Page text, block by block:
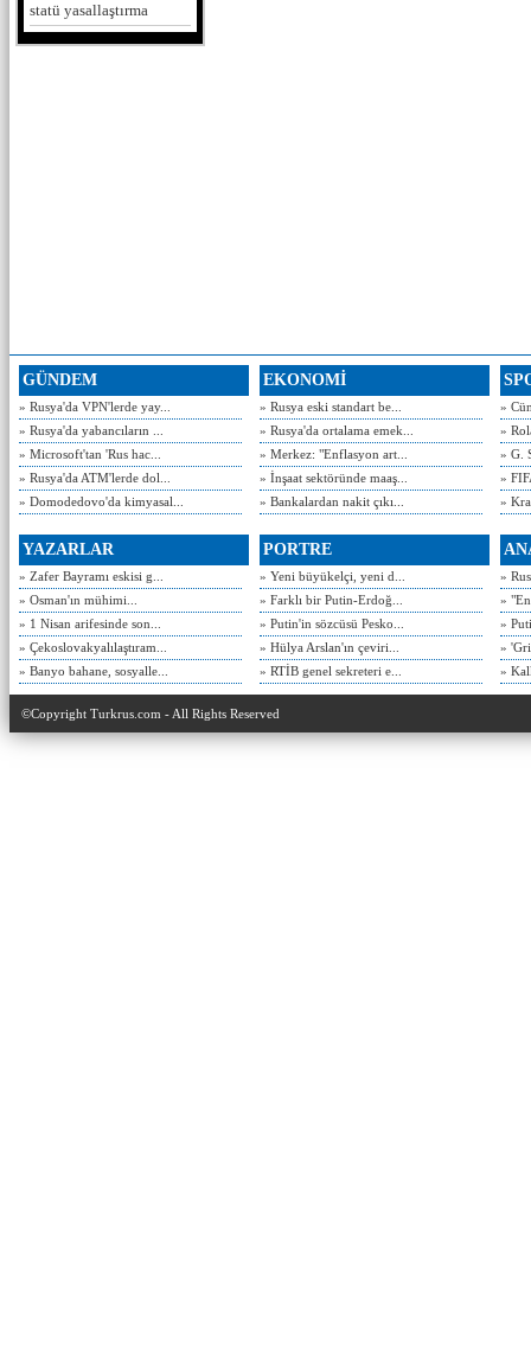
statü yasallaştırma
GÜNDEM
» Rusya'da VPN'lerde yay...
» Rusya'da yabancıların ...
» Microsoft'tan 'Rus hac...
» Rusya'da ATM'lerde dol...
» Domodedovo'da kimyasal...
EKONOMİ
» Rusya eski standart be...
» Rusya'da ortalama emek...
» Merkez: "Enflasyon art...
» İnşaat sektöründe maaş...
» Bankalardan nakit çıkı...
»
»
» G.
»
»
YAZARLAR
» Zafer Bayramı eskisi g...
» Osman'ın mühimi...
» 1 Nisan arifesinde son...
» Çekoslovakyalılaştıram...
» Banyo bahane, sosyalle...
PORTRE
» Yeni büyükelçi, yeni d...
» Farklı bir Putin-Erdoğ...
» Putin'in sözcüsü Pesko...
» Hülya Arslan'ın çeviri...
» RTİB genel sekreteri e...
»
»
»
»
»
©Copyright Turkrus.com - All Rights Reserved